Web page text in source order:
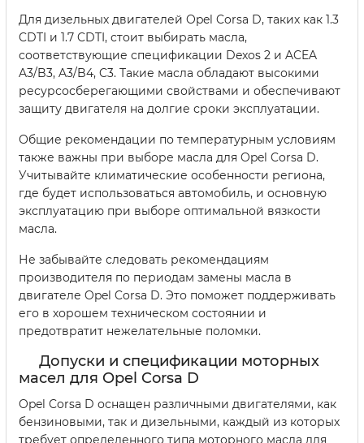
Для дизельных двигателей Opel Corsa D, таких как 1.3
CDTI и 1.7 CDTI, стоит выбирать масла,
соответствующие спецификации Dexos 2 и ACEA
A3/B3, A3/B4, C3. Такие масла обладают высокими
ресурсосберегающими свойствами и обеспечивают
защиту двигателя на долгие сроки эксплуатации.
Общие рекомендации по температурным условиям
также важны при выборе масла для Opel Corsa D.
Учитывайте климатические особенности региона,
где будет использоваться автомобиль, и основную
эксплуатацию при выборе оптимальной вязкости
масла.
Не забывайте следовать рекомендациям
производителя по периодам замены масла в
двигателе Opel Corsa D. Это поможет поддерживать
его в хорошем техническом состоянии и
предотвратит нежелательные поломки.
Допуски и спецификации моторных
масел для Opel Corsa D
Opel Corsa D оснащен различными двигателями, как
бензиновыми, так и дизельными, каждый из которых